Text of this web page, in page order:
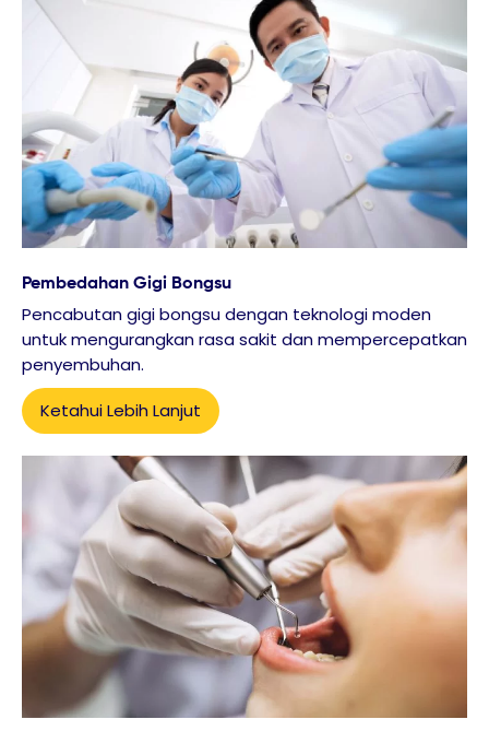
Pembedahan Gigi Bongsu
Pencabutan gigi bongsu dengan teknologi moden
untuk mengurangkan rasa sakit dan mempercepatkan
penyembuhan.
Ketahui Lebih Lanjut